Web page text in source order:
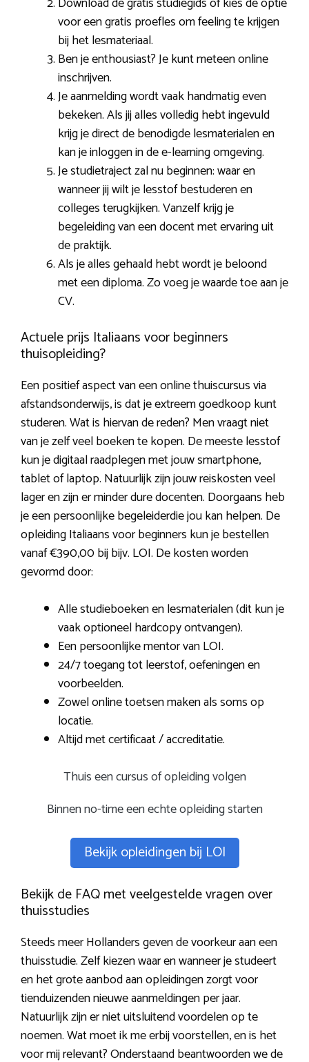
voor een gratis proefles om feeling te krijgen
bij het lesmateriaal.
Ben je enthousiast? Je kunt meteen online
inschrijven.
Je aanmelding wordt vaak handmatig even
bekeken. Als jij alles volledig hebt ingevuld
krijg je direct de benodigde lesmaterialen en
kan je inloggen in de e-learning omgeving.
Je studietraject zal nu beginnen: waar en
wanneer jij wilt je lesstof bestuderen en
colleges terugkijken. Vanzelf krijg je
begeleiding van een docent met ervaring uit
de praktijk.
Als je alles gehaald hebt wordt je beloond
met een diploma. Zo voeg je waarde toe aan je
CV.
Actuele prijs Italiaans voor beginners
thuisopleiding?
Een positief aspect van een online thuiscursus via
afstandsonderwijs, is dat je extreem goedkoop kunt
studeren. Wat is hiervan de reden? Men vraagt niet
van je zelf veel boeken te kopen. De meeste lesstof
kun je digitaal raadplegen met jouw smartphone,
tablet of laptop. Natuurlijk zijn jouw reiskosten veel
lager en zijn er minder dure docenten. Doorgaans heb
je een persoonlijke begeleiderdie jou kan helpen. De
opleiding Italiaans voor beginners kun je bestellen
vanaf €390,00 bij bijv. LOI. De kosten worden
gevormd door:
Alle studieboeken en lesmaterialen (dit kun je
vaak optioneel hardcopy ontvangen).
Een persoonlijke mentor van LOI.
24/7 toegang tot leerstof, oefeningen en
voorbeelden.
Zowel online toetsen maken als soms op
locatie.
Altijd met certificaat / accreditatie.
Thuis een cursus of opleiding volgen
Binnen no-time een echte opleiding starten
Bekijk opleidingen bij LOI
Bekijk de FAQ met veelgestelde vragen over
thuisstudies
Steeds meer Hollanders geven de voorkeur aan een
thuisstudie. Zelf kiezen waar en wanneer je studeert
en het grote aanbod aan opleidingen zorgt voor
tienduizenden nieuwe aanmeldingen per jaar.
Natuurlijk zijn er niet uitsluitend voordelen op te
noemen. Wat moet ik me erbij voorstellen, en is het
voor mij relevant? Onderstaand beantwoorden we de